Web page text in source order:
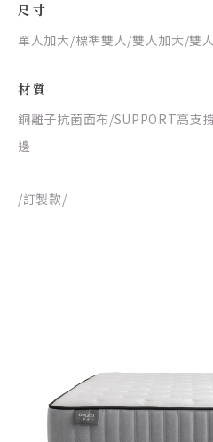
尺寸
單人加大/標準雙人/雙人加大/雙
材質
銅離子抗菌面布/SUPPORT高支
邊
/訂製款/